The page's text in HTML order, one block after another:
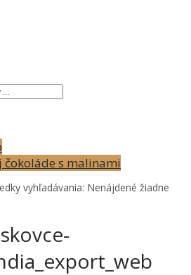
čokoláde s malinami
vyhľadávania: Nenájdené žiadne